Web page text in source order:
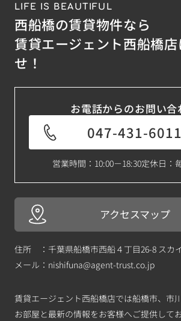
LIFE IS BEAUTIFUL
西船橋の賃貸物件なら
賃貸エージェント西船橋
せ！
お電話からのお問い合
047-431-6011
営業時間：10:00－18:30定休日：
アクセスマップ
住所 ：千葉県船橋市西船４丁目26-8 ス
メール： nishifuna@agent-trust.co.jp
賃貸エージェント西船橋店では船橋市、市
お部屋と最新の情報をお客様へご提供して